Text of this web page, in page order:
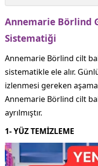
Annemarie Börlind
Sistematiği
Annemarie Börlind cilt
sistematikle ele alır.
izlenmesi gereken
Annemarie Börlind cilt
ayrılmıştır.
1- YÜZ TEMİZLEME